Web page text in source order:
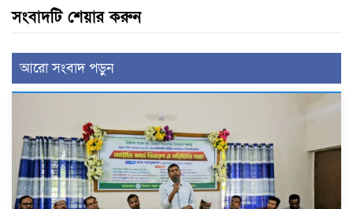
সংবাদটি শেয়ার করুন
আরো সংবাদ পড়ুন